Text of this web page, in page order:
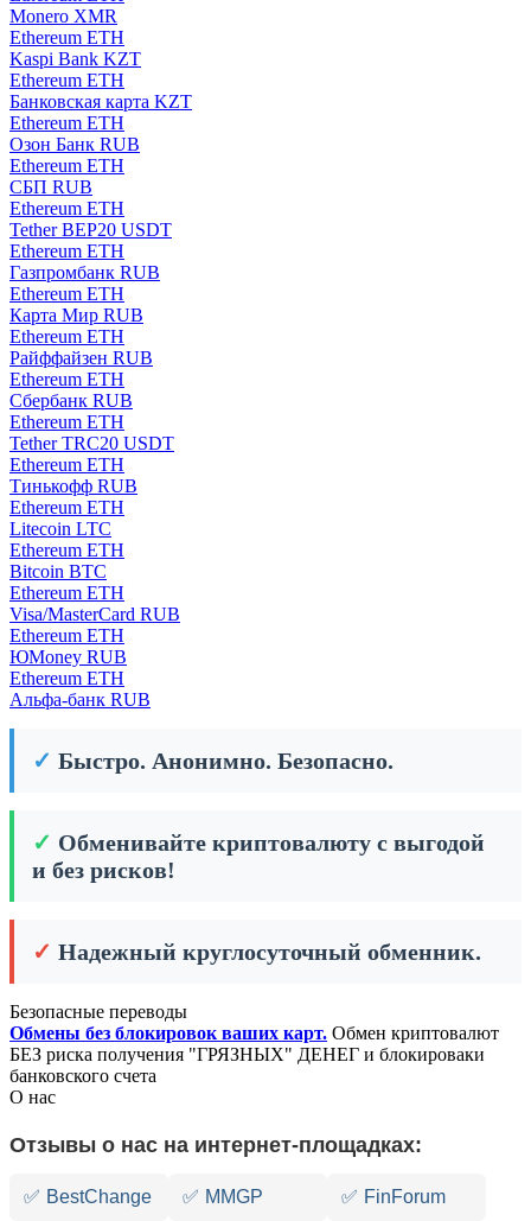
Monero XMR
Ethereum ETH
Kaspi Bank KZT
Ethereum ETH
Банковская карта KZT
Ethereum ETH
Озон Банк RUB
Ethereum ETH
СБП RUB
Ethereum ETH
Tether BEP20 USDT
Ethereum ETH
Газпромбанк RUB
Ethereum ETH
Карта Мир RUB
Ethereum ETH
Райффайзен RUB
Ethereum ETH
Сбербанк RUB
Ethereum ETH
Tether TRC20 USDT
Ethereum ETH
Тинькофф RUB
Ethereum ETH
Litecoin LTC
Ethereum ETH
Bitcoin BTC
Ethereum ETH
Visa/MasterCard RUB
Ethereum ETH
ЮMoney RUB
Ethereum ETH
Альфа-банк RUB
✓ Быстро. Анонимно. Безопасно.
✓ Обменивайте криптовалюту с выгодой
и без рисков!
✓ Надежный круглосуточный обменник.
Безопасные переводы
Обмены без блокировок ваших карт. Обмен криптовалют
БЕЗ риска получения "ГРЯЗНЫХ" ДЕНЕГ и блокироваки
банковского счета
О нас
Отзывы о нас на интернет-площадках:
✅ BestChange ✅ MMGP ✅ FinForum